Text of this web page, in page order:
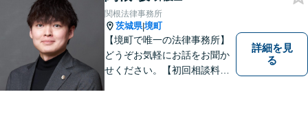
関根法律事務所
茨城県|境町
【境町で唯一の法律事務所】
どうぞお気軽にお話をお聞か
せください。【初回相談料無
詳細を見
る